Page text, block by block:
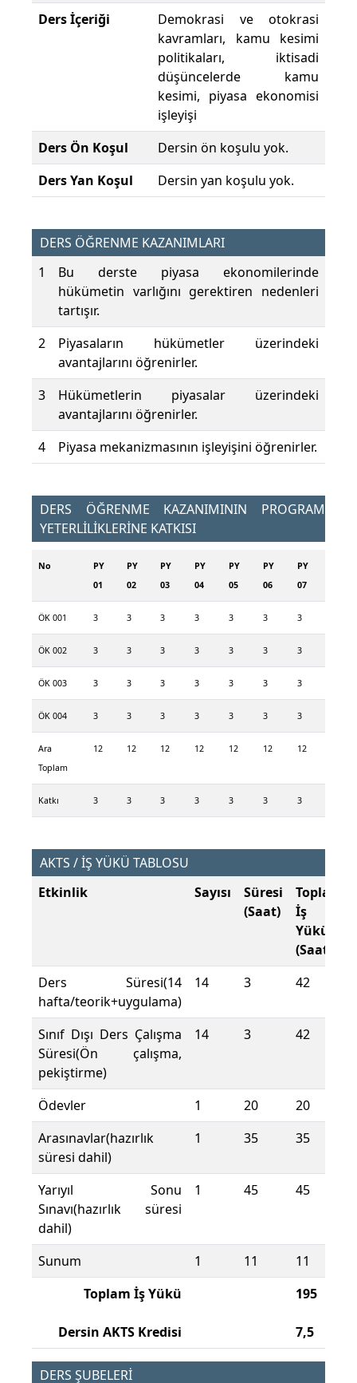
Ders İçeriği
Demokrasi ve otokrasi
kavramları, kamu kesimi
politikaları, iktisadi
düşüncelerde kamu
kesimi, piyasa ekonomisi
işleyişi
Ders Ön Koşul
Dersin ön koşulu yok.
Ders Yan Koşul
Dersin yan koşulu yok.
DERS ÖĞRENME KAZANIMLARI
1
Bu derste piyasa ekonomilerinde
hükümetin varlığını gerektiren nedenleri
tartışır.
2
Piyasaların hükümetler üzerindeki
avantajlarını öğrenirler.
3
Hükümetlerin piyasalar üzerindeki
avantajlarını öğrenirler.
4
Piyasa mekanizmasının işleyişini öğrenirler.
DERS ÖĞRENME KAZANIMININ PROGRAM
YETERLİLİKLERİNE KATKISI
No
PY
01
PY
02
PY
03
PY
04
PY
05
PY
06
PY
07
ÖK 001 3 3 3 3 3 3 3
ÖK 002 3 3 3 3 3 3 3
ÖK 003 3 3 3 3 3 3 3
ÖK 004 3 3 3 3 3 3 3
Ara
Toplam
12 12 12 12 12 12 12
Katkı 3 3 3 3 3 3 3
AKTS / İŞ YÜKÜ TABLOSU
Etkinlik
Sayısı
Süresi
(Saat)
Toplam
İş
Yükü
(Saat)
Ders Süresi(14
hafta/teorik+uygulama)
14 3 42
Sınıf Dışı Ders Çalışma
Süresi(Ön çalışma,
pekiştirme)
14 3 42
Ödevler 1 20
20
Arasınavlar(hazırlık
süresi dahil)
1 35 35
Yarıyıl Sonu
Sınavı(hazırlık süresi
dahil)
1 45 45
Sunum 1 11
11
Toplam İş Yükü
Dersin AKTS Kredisi
195
7,5
DERS ŞUBELERİ